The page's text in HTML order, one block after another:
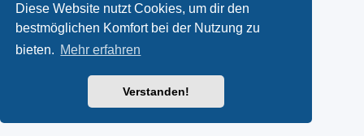
Diese Website nutzt Cookies, um dir den
bestmöglichen Komfort bei der Nutzung zu
bieten. Mehr erfahren
Verstanden!